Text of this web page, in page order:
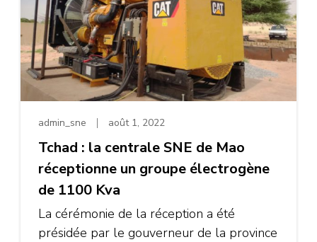
admin_sne août 1, 2022
Tchad : ​​la centrale SNE de Mao
réceptionne un groupe électrogène
de 1100 Kva
La cérémonie de la réception a été
présidée par le gouverneur de la province